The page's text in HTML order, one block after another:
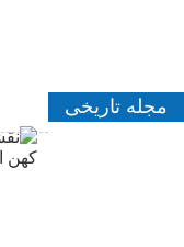
مجله تاریخی